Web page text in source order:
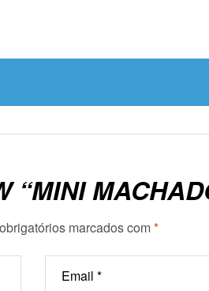
“MINI
marcados com*